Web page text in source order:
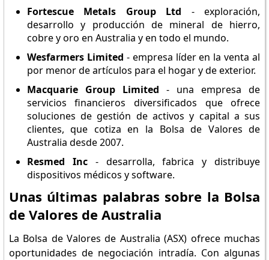
Fortescue Metals Group Ltd - exploración,
desarrollo y producción de mineral de hierro,
cobre y oro en Australia y en todo el mundo.
Wesfarmers Limited - empresa líder en la venta al
por menor de artículos para el hogar y de exterior.
Macquarie Group Limited - una empresa de
servicios financieros diversificados que ofrece
soluciones de gestión de activos y capital a sus
clientes, que cotiza en la Bolsa de Valores de
Australia desde 2007.
Resmed Inc- desarrolla, fabrica y distribuye
dispositivos médicos y software.
Unas últimas palabras sobre la Bolsa
de Valores de Australia
La Bolsa de Valores de Australia (ASX) ofrece muchas
oportunidades de negociación intradía. Con algunas